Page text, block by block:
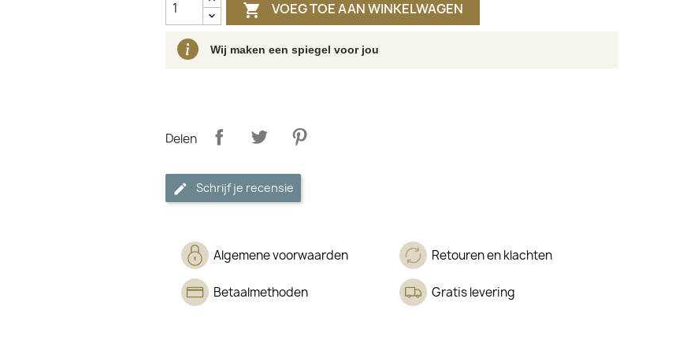
 VOEG TOE AAN WINKELWAGEN
Wij maken een spiegel voor jou
Delen
Schrijf je recensie
Algemene voorwaarden Retouren en klachten
Betaalmethoden Gratis levering